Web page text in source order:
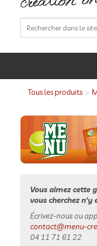
Tous les produits
Vous aimez cette
vous cherchez n'y
Écrivez-nous ou
contact@menu-
04 11 71 61 22